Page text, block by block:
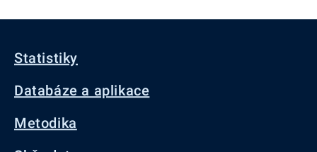
Statistiky
Databáze a aplikace
Metodika